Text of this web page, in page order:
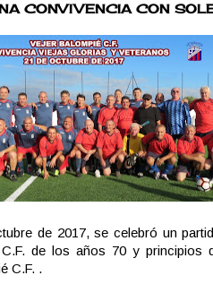
CONVIVENCIA CON
de 2017, se celebró un
de los años 70 y principios
C.F. .